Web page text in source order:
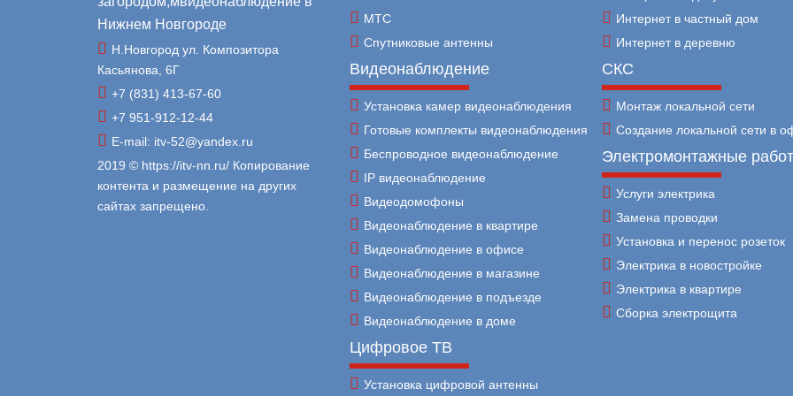
Н.Новгород ул. Композитора
Касьянова, 6Г
+7 (831) 413-67-60
+7 951-912-12-44
E-mail: itv-52@yandex.ru
2019 © https://itv-nn.ru/ Копирование
контента и размещение на других
сайтах запрещено.
МТС
Спутниковые антенны
Видеонаблюдение
Установка камер видеонаблюдения
Готовые комплекты видеонаблюдения
Беспроводное видеонаблюдение
IP видеонаблюдение
Видеодомофоны
Видеонаблюдение в квартире
Видеонаблюдение в офисе
Видеонаблюдение в магазине
Видеонаблюдение в подъезде
Видеонаблюдение в доме
Цифровое ТВ
Установка цифровой антенны
Интернет в частный дом
Интернет в деревню
СКС
Монтаж локальной сети
Создание локальной сети в
Электромонтажные
Услуги электрика
Замена проводки
Установка и перенос розеток
Электрика в новостройке
Электрика в квартире
Сборка электрощита